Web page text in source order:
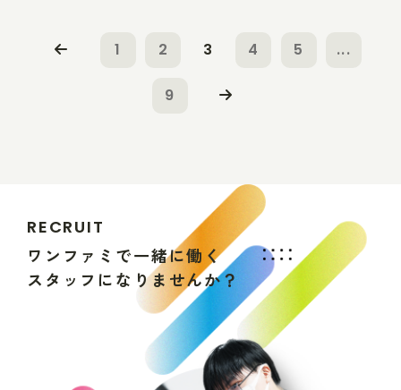
1 2 3 4 5 ...
9
RECRUIT
ワ ン フ ァ ミ で一緒に働 く
ス タ ッ フ にな りま せんか？